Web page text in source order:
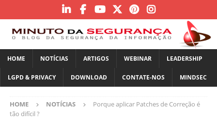
HOME NOTÍCIAS ARTIGOS WEBINAR LEADERSHIP
LGPD & PRIVACY DOWNLOAD CONTATE-NOS MINDSEC
HOME NOTÍCIAS
Porque aplicar Patches de Correção é
tão difícil ?